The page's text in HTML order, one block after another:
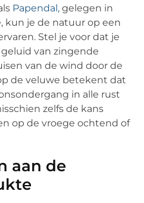
Papendal, gelegen in
kun je de natuur op een
Stel je voor dat je
van zingende
van de wind door de
de veluwe betekent dat
in alle rust
zelfs de kans
op de vroege ochtend of
aan de